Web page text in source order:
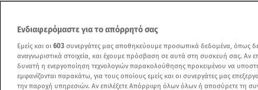
Ενδιαφερόμαστε για το απόρρητό σας
Εμείς και οι 603 συνεργάτες μας αποθηκεύουμε προσωπικά δεδομένα, όπως
αναγνωριστικά στοιχεία, και έχουμε πρόσβαση σε αυτά στη συσκευή σας. Αν
δυνατή η ενεργοποίηση τεχνολογιών παρακολούθησης προκειμένου να
εμφανίζονται παρακάτω, για τους οποίους εμείς και οι συνεργάτες μας
την παροχή υπηρεσιών. Αν επιλέξετε Απόρριψη όλων όλων ή αποσύρετε τη